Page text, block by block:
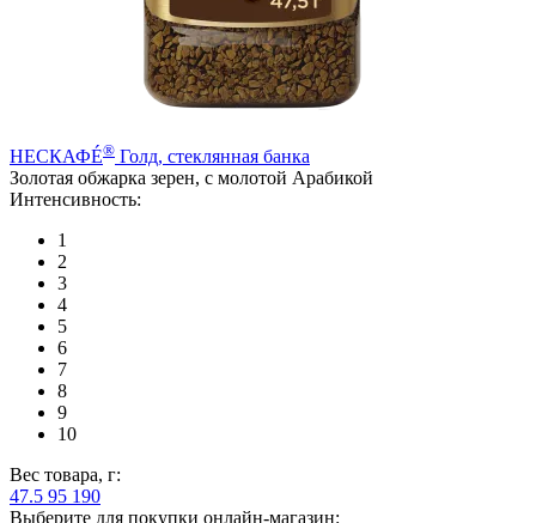
НЕСКАФÉ® Голд, стеклянная банка
Золотая обжарка зерен, с молотой Арабикой
Интенсивность:
1
2
3
4
5
6
7
8
9
10
Вес товара, г:
47.5 95 190
Выберите для покупки онлайн-магазин: